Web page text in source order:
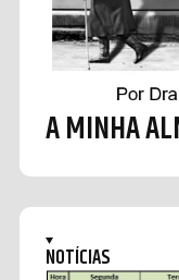
A MINHA
NOTÍCIAS